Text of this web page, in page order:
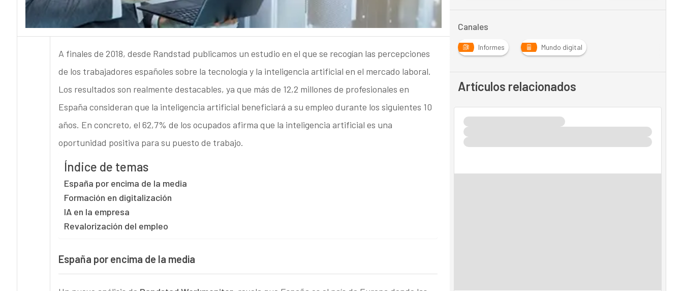
A finales de 2018, desde Randstad publicamos un estudio en el que se recogían las percepciones
de los trabajadores españoles sobre la tecnología y la inteligencia artificial en el mercado laboral.
Los resultados son realmente destacables, ya que más de 12,2 millones de profesionales en
España consideran que la inteligencia artificial beneficiará a su empleo durante los siguientes 10
años. En concreto, el 62,7% de los ocupados afirma que la inteligencia artificial es una
oportunidad positiva para su puesto de trabajo.
Índice de temas
España por encima de la media
Formación en digitalización
IA en la empresa
Revalorización del empleo
España por encima de la media
Canales
Informes Mundo digital
Artículos relacionados